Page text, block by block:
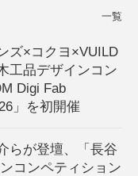
一覧
ズ×コクヨ×VUILD
工品デザインコン
Digi Fab
」を初開催
らが登壇、「長谷
コンペティション